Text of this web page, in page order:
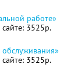
работе»
3525р.
3525р.